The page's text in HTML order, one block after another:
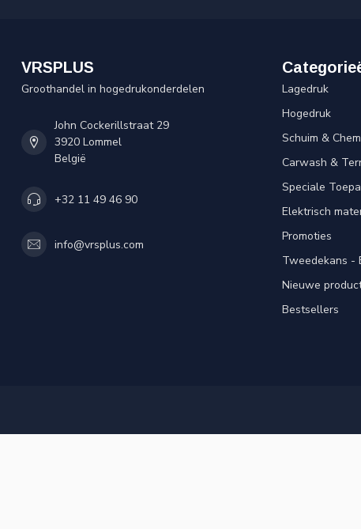
VRSPLUS
Groothandel in hogedrukonderdelen
John Cockerillstraat 29
3920 Lommel
België
+32 11 49 46 90
info@vrsplus.com
Lagedruk
Hogedruk
Schuim &
Carwash &
Speciale
Elektrisch
Promoties
Tweedekans -
Nieuwe
Bestsellers